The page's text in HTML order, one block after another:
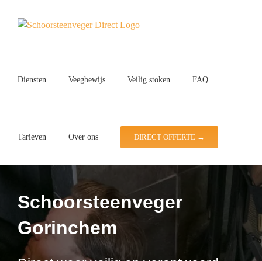
Diensten Veegbewijs Veilig stoken FAQ
Tarieven Over ons DIRECT OFFERTE →
Schoorsteenveger
Gorinchem